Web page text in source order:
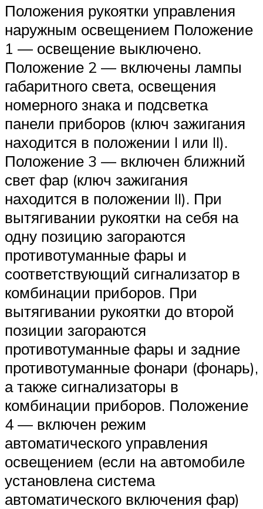
Положения рукоятки управления
наружным освещением Положение
1 — освещение выключено.
Положение 2 — включены лампы
габаритного света, освещения
номерного знака и подсветка
панели приборов (ключ зажигания
находится в положении I или II).
Положение 3 — включен ближний
свет фар (ключ зажигания
находится в положении II). При
вытягивании рукоятки на себя на
одну позицию загораются
противотуманные фары и
соответствующий сигнализатор в
комбинации приборов. При
вытягивании рукоятки до второй
позиции загораются
противотуманные фары и задние
противотуманные фонари (фонарь),
а также сигнализаторы в
комбинации приборов. Положение
4 — включен режим
автоматического управления
освещением (если на автомобиле
установлена система
автоматического включения фар)